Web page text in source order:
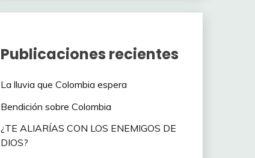
Publicaciones recientes
La lluvia que Colombia espera
Bendición sobre Colombia
¿TE ALIARÍAS CON LOS ENEMIGOS DE
DIOS?